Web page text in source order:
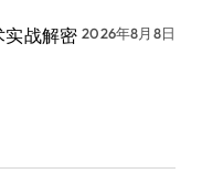
实战解密 2026年8月8日